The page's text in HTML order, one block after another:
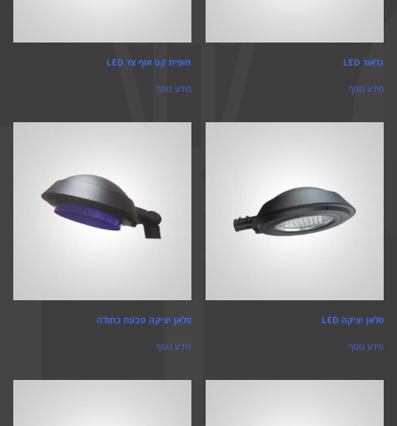
גלאור LED
מידע נוסף
חופית קט אוף צד LED
מידע נוסף
סלאן יציקה LED
מידע נוסף
סלאן יציקה טבעת כחולה
מידע נוסף